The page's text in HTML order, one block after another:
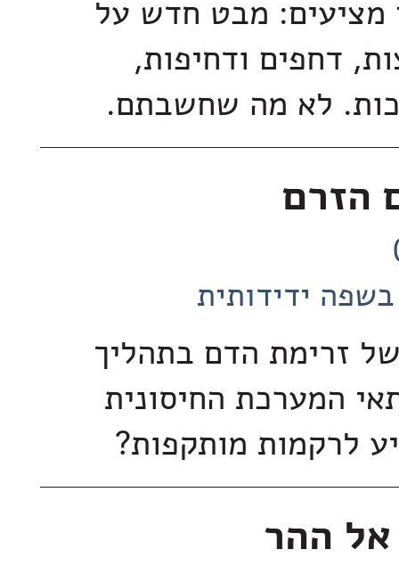
מציעים: מבט חדש על
דחפים ודחיפות,
לא מה שחשבתם.
הזרם
ידידותית
זרימת הדם בתהליך
המערכת החיסונית
לרקמות מותקפות?
ההר